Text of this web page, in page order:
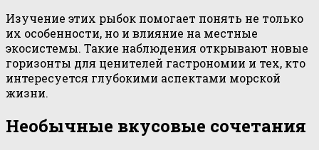
Изучение этих рыбок помогает понять не только
их особенности, но и влияние на местные
экосистемы. Такие наблюдения открывают новые
горизонты для ценителей гастрономии и тех, кто
интересуется глубокими аспектами морской
жизни.
Необычные вкусовые сочетания